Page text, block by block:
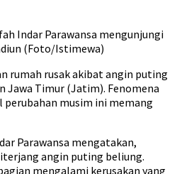
Indar Parawansa mengunjungi
(Foto/Istimewa)
rumah rusak akibat angin puting
Jawa Timur (Jatim). Fenomena
perubahan musim ini memang
Parawansa mengatakan,
angin puting beliung.
mengalami kerusakan yang